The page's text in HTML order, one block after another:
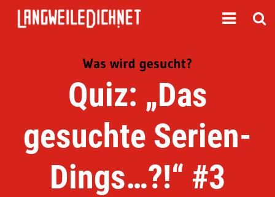
Was wird gesucht?
Quiz: „Das
gesuchte Serien-
Dings…?!“ #3